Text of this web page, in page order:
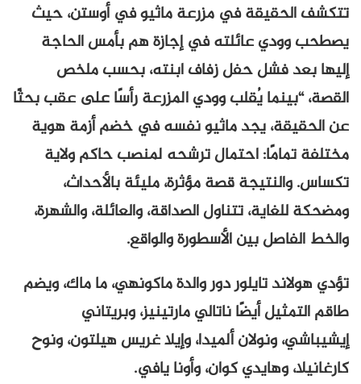
تتكشف الحقيقة في مزرعة ماثيو في أوستن، حيث
يصطحب وودي عائلته في إجازة هم بأمس الحاجة
إليها بعد فشل حفل زفاف ابنته، بحسب ملخص
القصة، “بينما يُقلب وودي المزرعة رأسًا على عقب بحثًا
عن الحقيقة، يجد ماثيو نفسه في خضم أزمة هوية
مختلفة تمامًا: احتمال ترشحه لمنصب حاكم ولاية
تكساس. والنتيجة قصة مؤثرة، مليئة بالأحداث،
ومضحكة للغاية، تتناول الصداقة، والعائلة، والشهرة،
والخط الفاصل بين الأسطورة والواقع.
تؤدي هولاند تايلور دور والدة ماكونهي، ما ماك، ويضم
طاقم التمثيل أيضًا ناتالي مارتينيز، وبريتاني
إيشيباشي، ونولان ألميدا، وإيلا غريس هيلتون، ونوح
كارغانيلا، وهايدي كوان، وأونا يافي.